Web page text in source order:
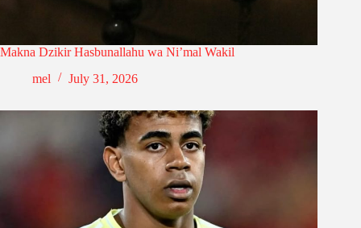
Makna Dzikir Hasbunallahu wa Ni’mal Wakil
mel
July 31, 2026